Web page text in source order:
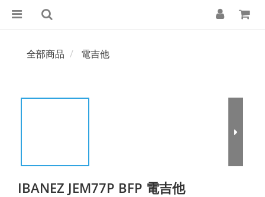
全部商品 電吉他
IBANEZ JEM77P BFP 電吉他